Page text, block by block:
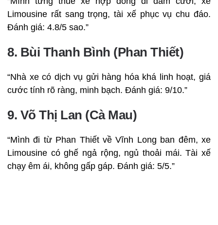
Limousine rất sang trọng, tài xế phục vụ chu đáo.
Đánh giá: 4.8/5 sao.”
8. Bùi Thanh Bình (Phan Thiết)
“Nhà xe có dịch vụ gửi hàng hóa khá linh hoạt, giá
cước tính rõ ràng, minh bạch. Đánh giá: 9/10.”
9. Võ Thị Lan (Cà Mau)
“Mình đi từ Phan Thiết về Vĩnh Long ban đêm, xe
Limousine có ghế ngả rộng, ngủ thoải mái. Tài xế
chạy êm ái, không gấp gáp. Đánh giá: 5/5.”